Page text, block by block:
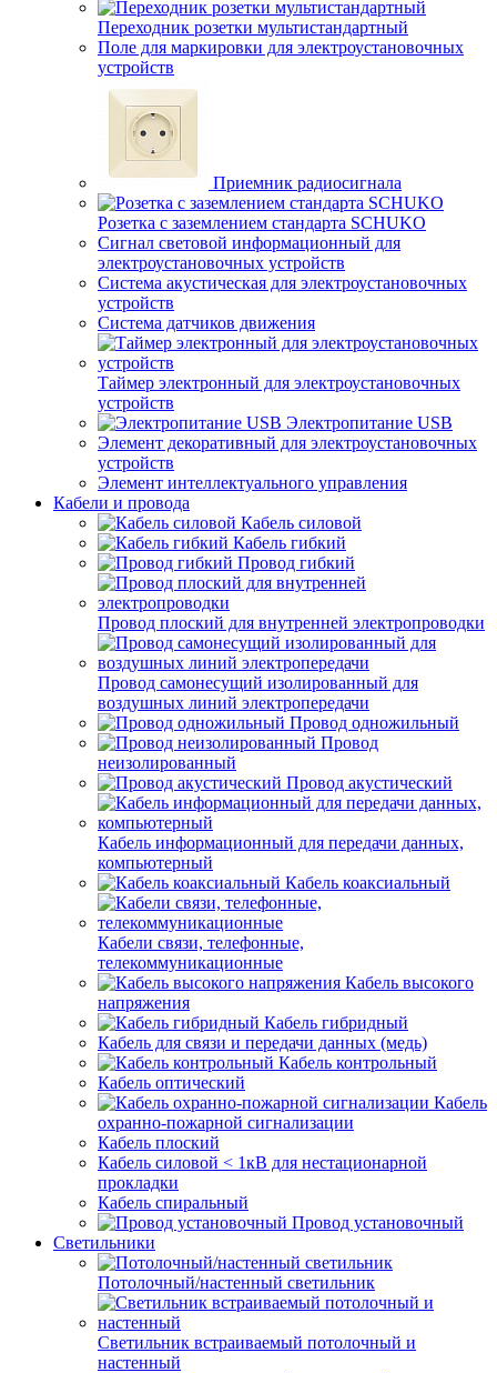
Переходник розетки мультистандартный
Поле для маркировки для электроустановочных
устройств
Приемник радиосигнала
Розетка с заземлением стандарта SCHUKO
Сигнал световой информационный для
электроустановочных устройств
Система акустическая для электроустановочных
устройств
Система датчиков движения
Таймер электронный для электроустановочных
устройств
Электропитание USB
Элемент декоративный для электроустановочных
устройств
Элемент интеллектуального управления
Кабели и провода
Кабель силовой
Кабель гибкий
Провод гибкий
Провод плоский для внутренней электропроводки
Провод самонесущий изолированный для
воздушных линий электропередачи
Провод одножильный
Провод
неизолированный
Провод акустический
Кабель информационный для передачи данных,
компьютерный
Кабель коаксиальный
Кабели связи, телефонные,
телекоммуникационные
Кабель высокого
напряжения
Кабель гибридный
Кабель для связи и передачи данных (медь)
Кабель контрольный
Кабель оптический
Кабель
охранно-пожарной сигнализации
Кабель плоский
Кабель силовой < 1кВ для нестационарной
прокладки
Кабель спиральный
Провод установочный
Светильники
Потолочный/настенный светильник
Светильник встраиваемый потолочный и
настенный